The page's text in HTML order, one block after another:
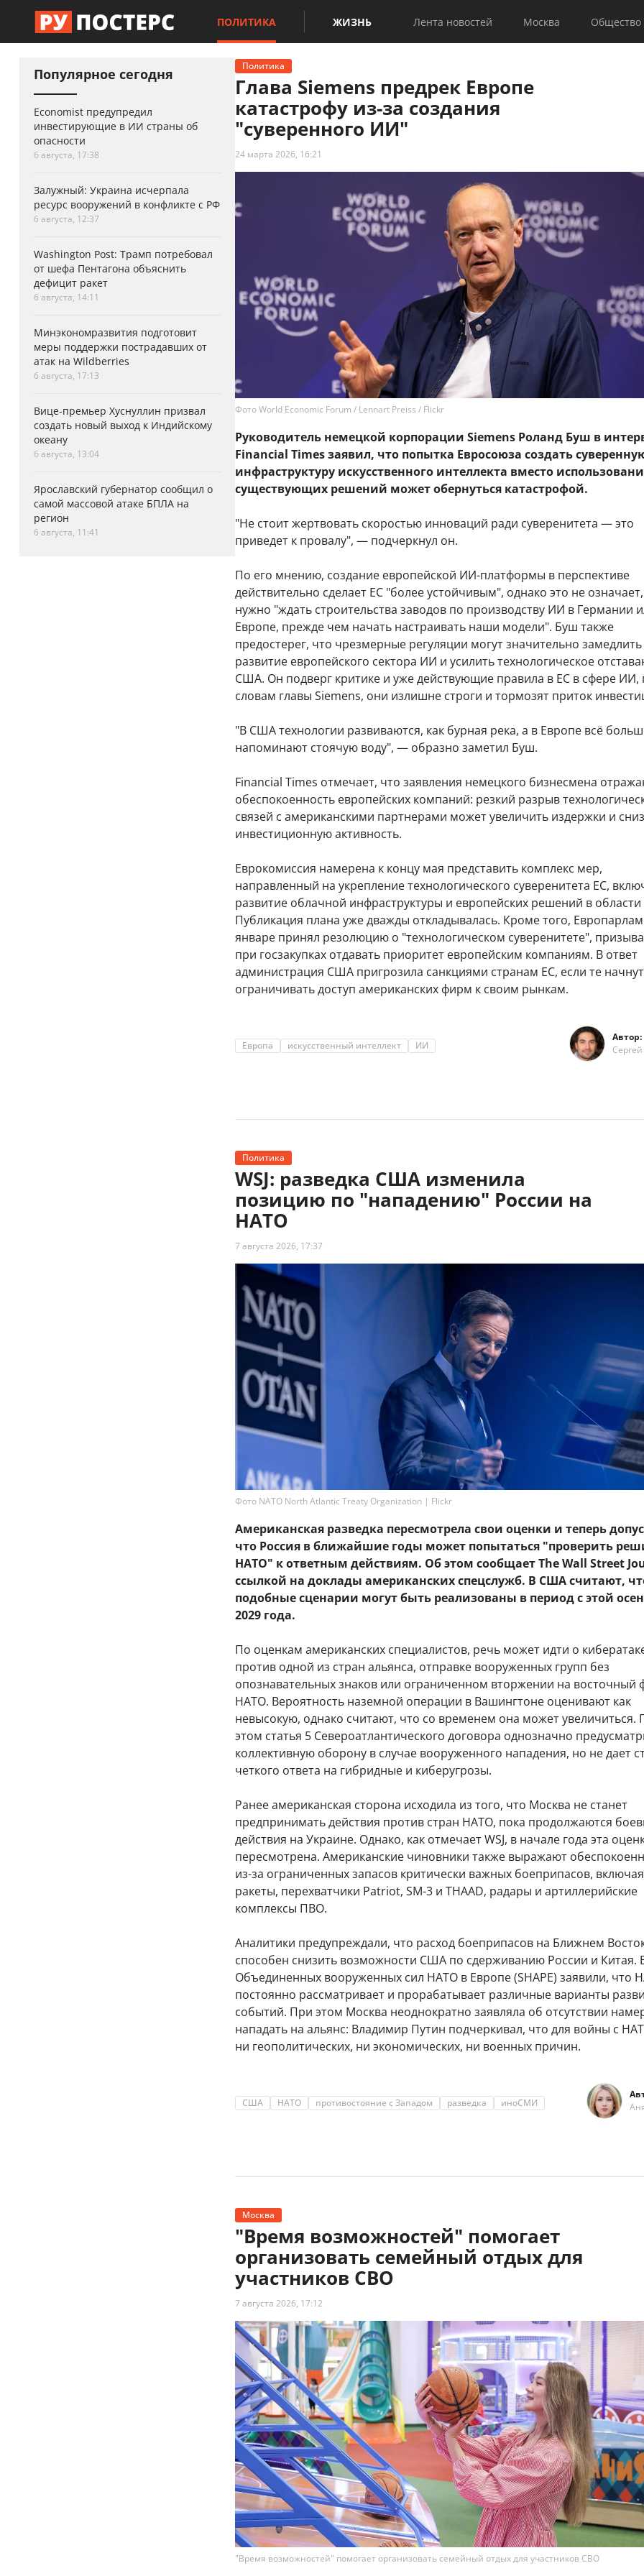
ПОЛИТИКА ЖИЗНЬ Лента новостей Москва Общество
Популярное сегодня
Economist предупредил
инвестирующие в ИИ страны об
опасности
6 августа, 17:38
Залужный: Украина исчерпала
ресурс вооружений в конфликте с РФ
6 августа, 12:37
Washington Post: Трамп потребовал
от шефа Пентагона объяснить
дефицит ракет
6 августа, 14:11
Минэкономразвития подготовит
меры поддержки пострадавших от
атак на Wildberries
6 августа, 17:13
Вице-премьер Хуснуллин призвал
создать новый выход к Индийскому
океану
6 августа, 13:04
Ярославский губернатор сообщил о
самой массовой атаке БПЛА на
регион
6 августа, 11:41
Политика
Глава Siemens предрек Европе
катастрофу из-за создания
"суверенного ИИ"
24 марта 2026, 16:21
Фото World Economic Forum / Lennart Preiss / Flickr
Руководитель немецкой корпорации Siemens Роланд Буш в
Financial Times заявил, что попытка Евросоюза создать
инфраструктуру искусственного интеллекта вместо
существующих решений может обернуться катастрофой.
"Не стоит жертвовать скоростью инноваций ради суверенитета — это
приведет к провалу", — подчеркнул он.
По его мнению, создание европейской ИИ-платформы в перспективе
действительно сделает ЕС "более устойчивым", однако это не
нужно "ждать строительства заводов по производству ИИ в Германии
Европе, прежде чем начать настраивать наши модели". Буш также
предостерег, что чрезмерные регуляции могут значительно замедлить
развитие европейского сектора ИИ и усилить технологическое
США. Он подверг критике и уже действующие правила в ЕС в сфере ИИ,
словам главы Siemens, они излишне строги и тормозят приток
"В США технологии развиваются, как бурная река, а в Европе всё
напоминают стоячую воду", — образно заметил Буш.
Financial Times отмечает, что заявления немецкого бизнесмена
обеспокоенность европейских компаний: резкий разрыв
связей с американскими партнерами может увеличить издержки и
инвестиционную активность.
Еврокомиссия намерена к концу мая представить комплекс мер,
направленный на укрепление технологического суверенитета ЕС,
развитие облачной инфраструктуры и европейских решений в
Публикация плана уже дважды откладывалась. Кроме того,
январе принял резолюцию о "технологическом суверенитете",
при госзакупках отдавать приоритет европейским компаниям. В ответ
администрация США пригрозила санкциями странам ЕС, если те начнут
ограничивать доступ американских фирм к своим рынкам.
Европа искусственный интеллект ИИ
Автор:
Политика
WSJ: разведка США изменила
позицию по "нападению" России на
НАТО
7 августа 2026, 17:37
Фото NATO North Atlantic Treaty Organization | Flickr
Американская разведка пересмотрела свои оценки и теперь
что Россия в ближайшие годы может попытаться "проверить
НАТО" к ответным действиям. Об этом сообщает The Wall Street
ссылкой на доклады американских спецслужб. В США считают,
подобные сценарии могут быть реализованы в период с этой
2029 года.
По оценкам американских специалистов, речь может идти о
против одной из стран альянса, отправке вооруженных групп без
опознавательных знаков или ограниченном вторжении на восточный
НАТО. Вероятность наземной операции в Вашингтоне оценивают как
невысокую, однако считают, что со временем она может увеличиться.
этом статья 5 Североатлантического договора однозначно
коллективную оборону в случае вооруженного нападения, но не дает
четкого ответа на гибридные и киберугрозы.
Ранее американская сторона исходила из того, что Москва не станет
предпринимать действия против стран НАТО, пока продолжаются
действия на Украине. Однако, как отмечает WSJ, в начале года эта
пересмотрена. Американские чиновники также выражают
из-за ограниченных запасов критически важных боеприпасов, включая
ракеты, перехватчики Patriot, SM-3 и THAAD, радары и артиллерийские
комплексы ПВО.
Аналитики предупреждали, что расход боеприпасов на Ближнем
способен снизить возможности США по сдерживанию России и Китая.
Объединенных вооруженных сил НАТО в Европе (SHAPE) заявили, что
постоянно рассматривает и прорабатывает различные варианты
событий. При этом Москва неоднократно заявляла об отсутствии
нападать на альянс: Владимир Путин подчеркивал, что для войны с
ни геополитических, ни экономических, ни военных причин.
США НАТО противостояние с Западом разведка иноСМИ
Москва
"Время возможностей" помогает
организовать семейный отдых для
участников СВО
7 августа 2026, 17:12
"Время возможностей" помогает организовать семейный отдых для участников СВО